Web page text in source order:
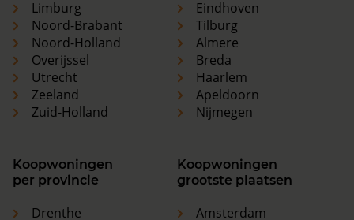
Limburg
Noord-Brabant
Noord-Holland
Overijssel
Utrecht
Zeeland
Zuid-Holland
Eindhoven
Tilburg
Almere
Breda
Haarlem
Apeldoorn
Nijmegen
Koopwoningen
per provincie
Drenthe
Koopwoningen
grootste plaatsen
Amsterdam